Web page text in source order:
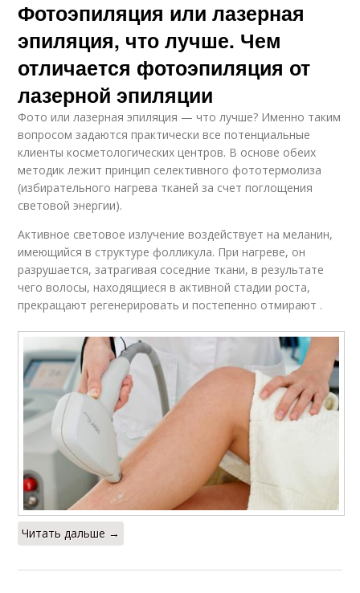
Фотоэпиляция или лазерная
эпиляция, что лучше. Чем
отличается фотоэпиляция от
лазерной эпиляции
Фото или лазерная эпиляция — что лучше? Именно таким
вопросом задаются практически все потенциальные
клиенты косметологических центров. В основе обеих
методик лежит принцип селективного фототермолиза
(избирательного нагрева тканей за счет поглощения
световой энергии).
Активное световое излучение воздействует на меланин,
имеющийся в структуре фолликула. При нагреве, он
разрушается, затрагивая соседние ткани, в результате
чего волосы, находящиеся в активной стадии роста,
прекращают регенерировать и постепенно отмирают .
Читать дальше →